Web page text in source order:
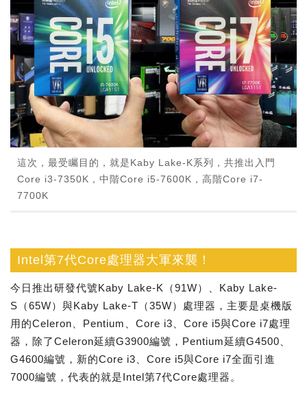
這次，最受矚目的，就是Kaby Lake-K系列，共推出入門
Core i3-7350K，中階Core i5-7600K，高階Core i7-
7700K
Intel第7代Core處理器大軍來襲！
今日推出研發代號Kaby Lake-K（91W）、Kaby Lake-
S（65W）與Kaby Lake-T（35W）處理器，主要是桌機版
用的Celeron、Pentium、Core i3、Core i5與Core i7處理
器，除了Celeron延續G3900編號，Pentium延續G4500、
G4600編號，新的Core i3、Core i5與Core i7全面引進
7000編號，代表的就是Intel第7代Core處理器。